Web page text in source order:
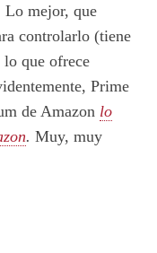
Lo mejor, que
controlarlo (tiene
lo que ofrece
Prime
de Amazon lo
. Muy, muy